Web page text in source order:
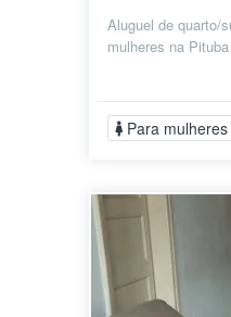
Aluguel de quarto/
mulheres na Pituba
Para mulheres